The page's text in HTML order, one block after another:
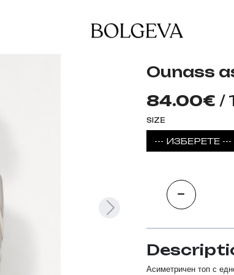
Ounass
84.00€ /
SIZE
--- ИЗБЕРЕТЕ ---
Асиметричен топ с